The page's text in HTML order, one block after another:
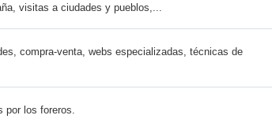
visitas a ciudades y pueblos,...
compra-venta, webs especializadas, técnicas de
por los foreros.